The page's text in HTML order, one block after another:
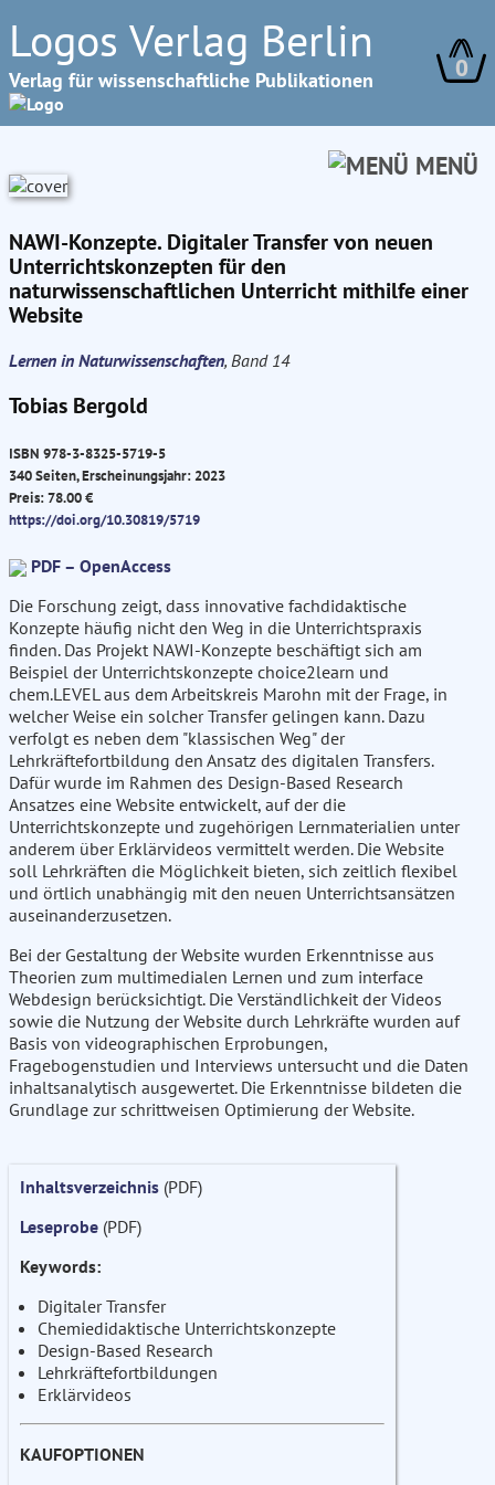
Logos Verlag Berlin
Verlag für wissenschaftliche Publikationen 0
MENÜ
NAWI-Konzepte. Digitaler Transfer von neuen
Unterrichtskonzepten für den
naturwissenschaftlichen Unterricht mithilfe einer
Website
Lernen in Naturwissenschaften, Band 14
Tobias Bergold
ISBN 978-3-8325-5719-5
340 Seiten, Erscheinungsjahr: 2023
Preis: 78.00 €
https://doi.org/10.30819/5719
PDF – OpenAccess
Die Forschung zeigt, dass innovative fachdidaktische
Konzepte häufig nicht den Weg in die Unterrichtspraxis
finden. Das Projekt NAWI-Konzepte beschäftigt sich am
Beispiel der Unterrichtskonzepte choice2learn und
chem.LEVEL aus dem Arbeitskreis Marohn mit der Frage, in
welcher Weise ein solcher Transfer gelingen kann. Dazu
verfolgt es neben dem "klassischen Weg" der
Lehrkräftefortbildung den Ansatz des digitalen Transfers.
Dafür wurde im Rahmen des Design-Based Research
Ansatzes eine Website entwickelt, auf der die
Unterrichtskonzepte und zugehörigen Lernmaterialien unter
anderem über Erklärvideos vermittelt werden. Die Website
soll Lehrkräften die Möglichkeit bieten, sich zeitlich flexibel
und örtlich unabhängig mit den neuen Unterrichtsansätzen
auseinanderzusetzen.
Bei der Gestaltung der Website wurden Erkenntnisse aus
Theorien zum multimedialen Lernen und zum interface
Webdesign berücksichtigt. Die Verständlichkeit der Videos
sowie die Nutzung der Website durch Lehrkräfte wurden auf
Basis von videographischen Erprobungen,
Fragebogenstudien und Interviews untersucht und die Daten
inhaltsanalytisch ausgewertet. Die Erkenntnisse bildeten die
Grundlage zur schrittweisen Optimierung der Website.
Inhaltsverzeichnis (PDF)
Leseprobe (PDF)
Keywords:
Digitaler Transfer
Chemiedidaktische Unterrichtskonzepte
Design-Based Research
Lehrkräftefortbildungen
Erklärvideos
KAUFOPTIONEN